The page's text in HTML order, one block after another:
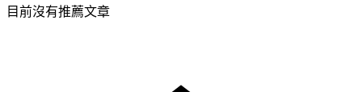
目前沒有推薦文章